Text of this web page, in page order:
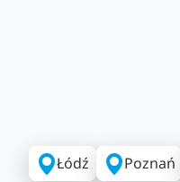
Łódź Poznań